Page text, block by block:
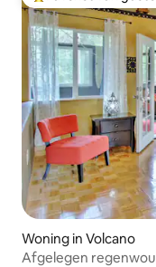
Topfavoriet van
Woning in Volcano
Afgelegen